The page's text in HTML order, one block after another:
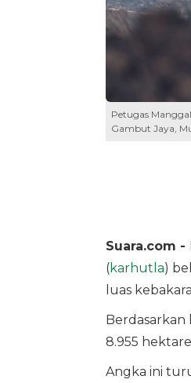
Petugas
Gambut Jaya,
Suara.com -
(karhutla)
luas
Berdasarkan
8.955
Angka ini